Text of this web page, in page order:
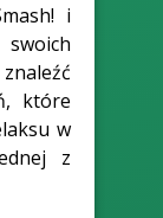
i
które
w
z